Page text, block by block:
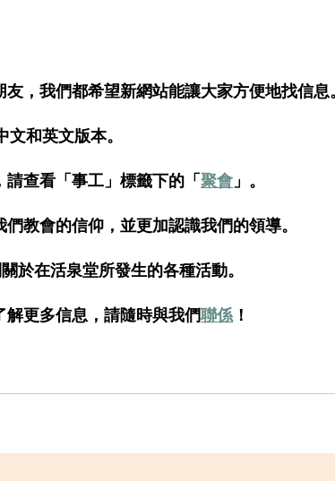
，我們都希望新網站能讓大家方便地找信息。
和英文版本。
查看「事工」標籤下的「聚會 」。
教會的信仰，並更加認識我們的領導。
於在活泉堂所發生的各種活動。
更多信息，請隨時與我們聯係 ！